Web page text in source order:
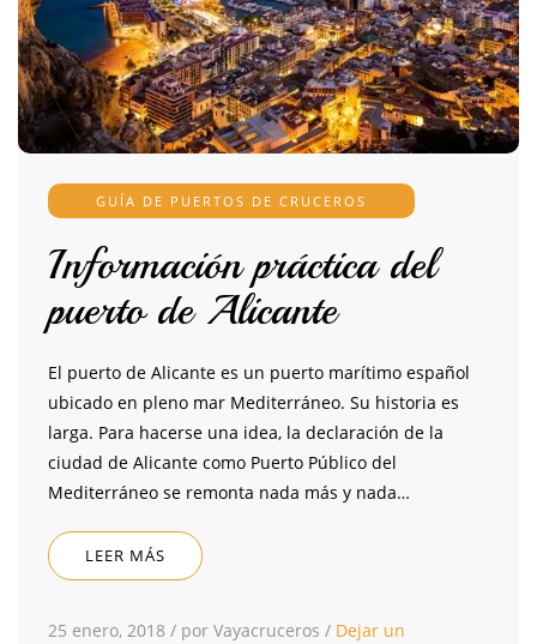
GUÍA DE PUERTOS DE CRUCEROS
Información práctica del
puerto de Alicante
El puerto de Alicante es un puerto marítimo español
ubicado en pleno mar Mediterráneo. Su historia es
larga. Para hacerse una idea, la declaración de la
ciudad de Alicante como Puerto Público del
Mediterráneo se remonta nada más y nada…
LEER MÁS
25 enero, 2018 / por Vayacruceros / Dejar un